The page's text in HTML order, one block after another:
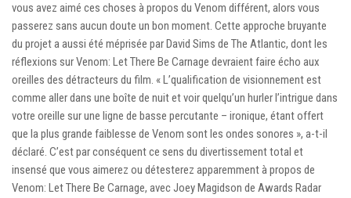
vous avez aimé ces choses à propos du Venom différent, alors vous
passerez sans aucun doute un bon moment. Cette approche bruyante
du projet a aussi été méprisée par David Sims de The Atlantic, dont les
réflexions sur Venom: Let There Be Carnage devraient faire écho aux
oreilles des détracteurs du film. « L’qualification de visionnement est
comme aller dans une boîte de nuit et voir quelqu’un hurler l’intrigue dans
votre oreille sur une ligne de basse percutante – ironique, étant offert
que la plus grande faiblesse de Venom sont les ondes sonores », a-t-il
déclaré. C’est par conséquent ce sens du divertissement total et
insensé que vous aimerez ou détesterez apparemment à propos de
Venom: Let There Be Carnage, avec Joey Magidson de Awards Radar